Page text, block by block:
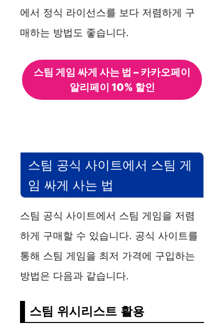
에서 정식 라이선스를 보다 저렴하게 구
매하는 방법도 좋습니다.
스팀 게임 싸게 사는 법 – 카카오페이
알리페이 10% 할인
스팀 공식 사이트에서 스팀 게
임 싸게 사는 법
스팀 공식 사이트에서 스팀 게임을 저렴
하게 구매할 수 있습니다. 공식 사이트를
통해 스팀 게임을 최저 가격에 구입하는
방법은 다음과 같습니다.
스팀 위시리스트 활용